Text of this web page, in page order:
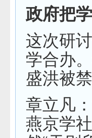
政府把
这次研
学合办
盛洪被
章立凡
燕京学